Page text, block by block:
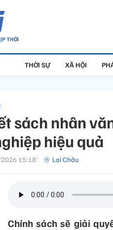
THỜI SỰ XÃ HỘI
sách nhân
hiệu quả
15:18’ Lai Châu
Chính sách sẽ giải